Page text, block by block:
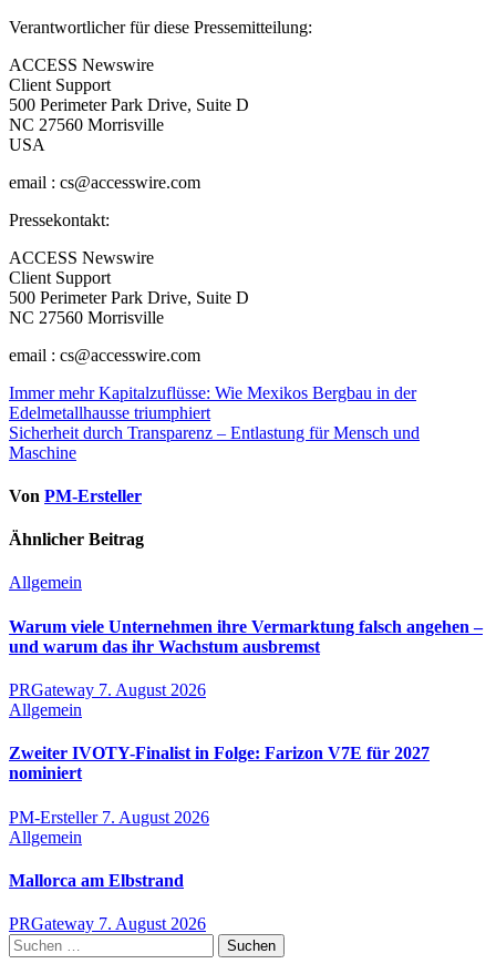
Verantwortlicher für diese Pressemitteilung:
ACCESS Newswire
Client Support
500 Perimeter Park Drive, Suite D
NC 27560 Morrisville
USA
email : cs@accesswire.com
Pressekontakt:
ACCESS Newswire
Client Support
500 Perimeter Park Drive, Suite D
NC 27560 Morrisville
email : cs@accesswire.com
Beitragsnavigation
Immer mehr Kapitalzuflüsse: Wie Mexikos Bergbau in der
Edelmetallhausse triumphiert
Sicherheit durch Transparenz – Entlastung für Mensch und
Maschine
Von PM-Ersteller
Ähnlicher Beitrag
Allgemein
Warum viele Unternehmen ihre Vermarktung falsch angehen –
und warum das ihr Wachstum ausbremst
PRGateway 7. August 2026
Allgemein
Zweiter IVOTY-Finalist in Folge: Farizon V7E für 2027
nominiert
PM-Ersteller 7. August 2026
Allgemein
Mallorca am Elbstrand
PRGateway 7. August 2026
Suchen
nach: